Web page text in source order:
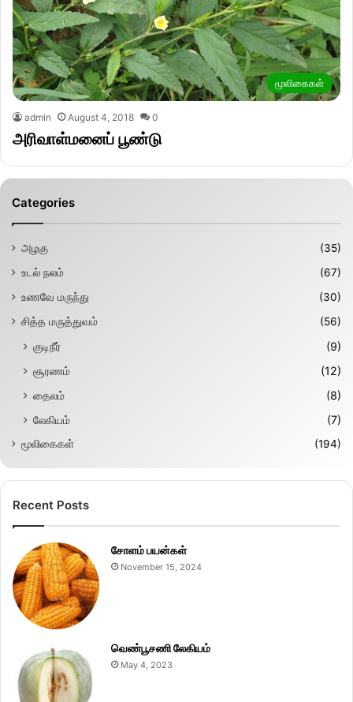
மூலிகைகள்
admin August 4, 2018 0
அரிவாள்மனைப் பூண்டு
Categories
அழகு
(35)
உடல் நலம்
(67)
உணவே மருந்து
(30)
சித்த மருத்துவம்
(56)
குடிநீர்
(9)
சூரணம்
(12)
தைலம்
(8)
லேகியம்
(7)
மூலிகைகள் (194)
Recent Posts
சோளம் பயன்கள்
November 15, 2024
வெண்பூசணி லேகியம்
May 4, 2023